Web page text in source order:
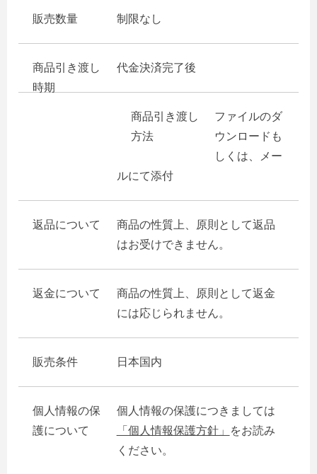
販売数量 制限なし
商品引き渡し
時期
代金決済完了後
商品引き渡し
方法
ファイルのダ
ウンロードも
しくは、メー
ルにて添付
返品について
商品の性質上、原則として返品
はお受けできません。
返金について
商品の性質上、原則として返金
には応じられません。
販売条件 日本国内
個人情報の保
護について
個人情報の保護につきましては
「個人情報保護方針」
をお読み
ください。